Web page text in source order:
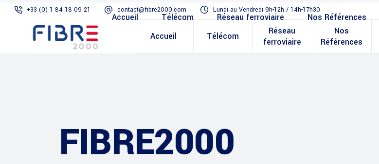
+33 (0) 1 84 18 09 21 contact@fibre2000.com Lundi au Vendredi 9h-12h / 14h-17h30
Accueil Télécom
Réseau
ferroviaire
Nos
Références
Accueil Télécom Réseau ferroviaire Nos Références
FIBRE2000